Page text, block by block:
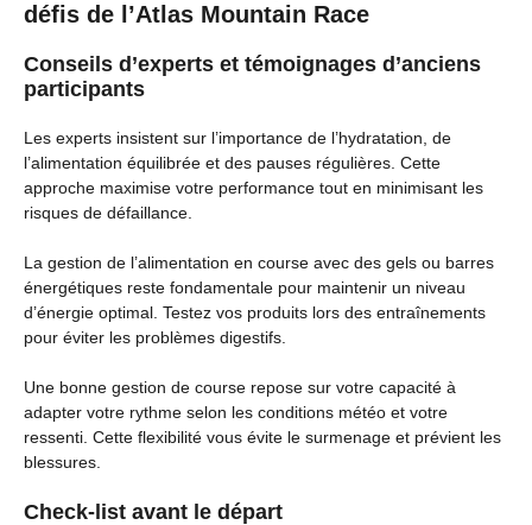
défis de l’Atlas Mountain Race
Conseils d’experts et témoignages d’anciens
participants
Les experts insistent sur l’importance de l’hydratation, de
l’alimentation équilibrée et des pauses régulières. Cette
approche maximise votre performance tout en minimisant les
risques de défaillance.
La gestion de l’alimentation en course avec des gels ou barres
énergétiques reste fondamentale pour maintenir un niveau
d’énergie optimal. Testez vos produits lors des entraînements
pour éviter les problèmes digestifs.
Une bonne gestion de course repose sur votre capacité à
adapter votre rythme selon les conditions météo et votre
ressenti. Cette flexibilité vous évite le surmenage et prévient les
blessures.
Check-list avant le départ